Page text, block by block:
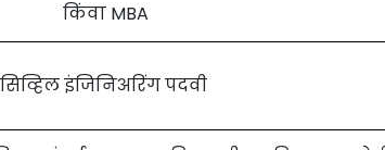
किंवा MBA
सिव्हिल इंजिनिअरिंग पदवी